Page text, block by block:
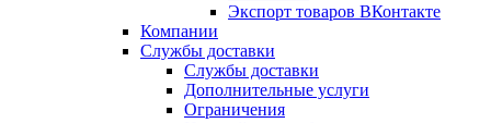
Экспорт товаров ВКонтакте
Компании
Службы доставки
Службы доставки
Дополнительные услуги
Ограничения